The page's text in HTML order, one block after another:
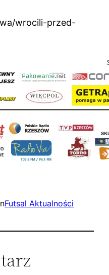
wrocili-przed-
Futsal Aktualności